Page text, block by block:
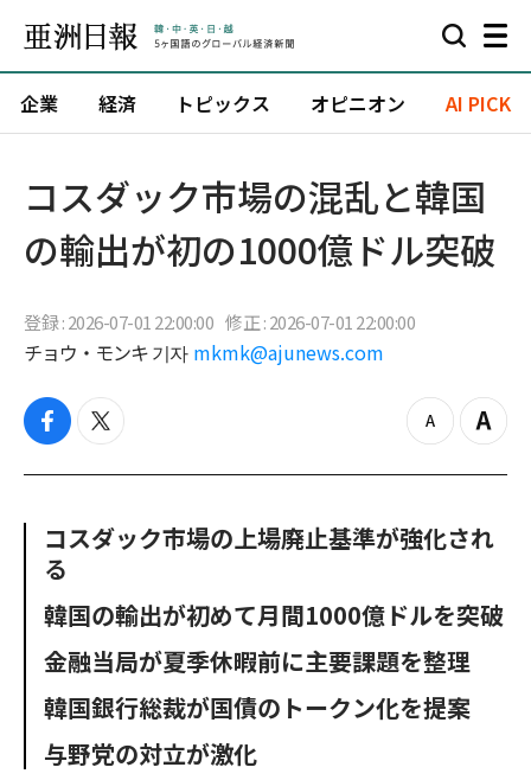
企業 経済 トピックス オピニオン AI PICK
コスダック市場の混乱と韓国
の輸出が初の1000億ドル突破
登録 : 2026-07-01 22:00:00 修正 : 2026-07-01 22:00:00
チョウ・モンキ 기자 mkmk@ajunews.com
f
c
o
o
t
i
e
z
o
u
Z
o
n
コスダック市場の上場廃止基準が強化され
る
韓国の輸出が初めて月間1000億ドルを突破
金融当局が夏季休暇前に主要課題を整理
韓国銀行総裁が国債のトークン化を提案
与野党の対立が激化